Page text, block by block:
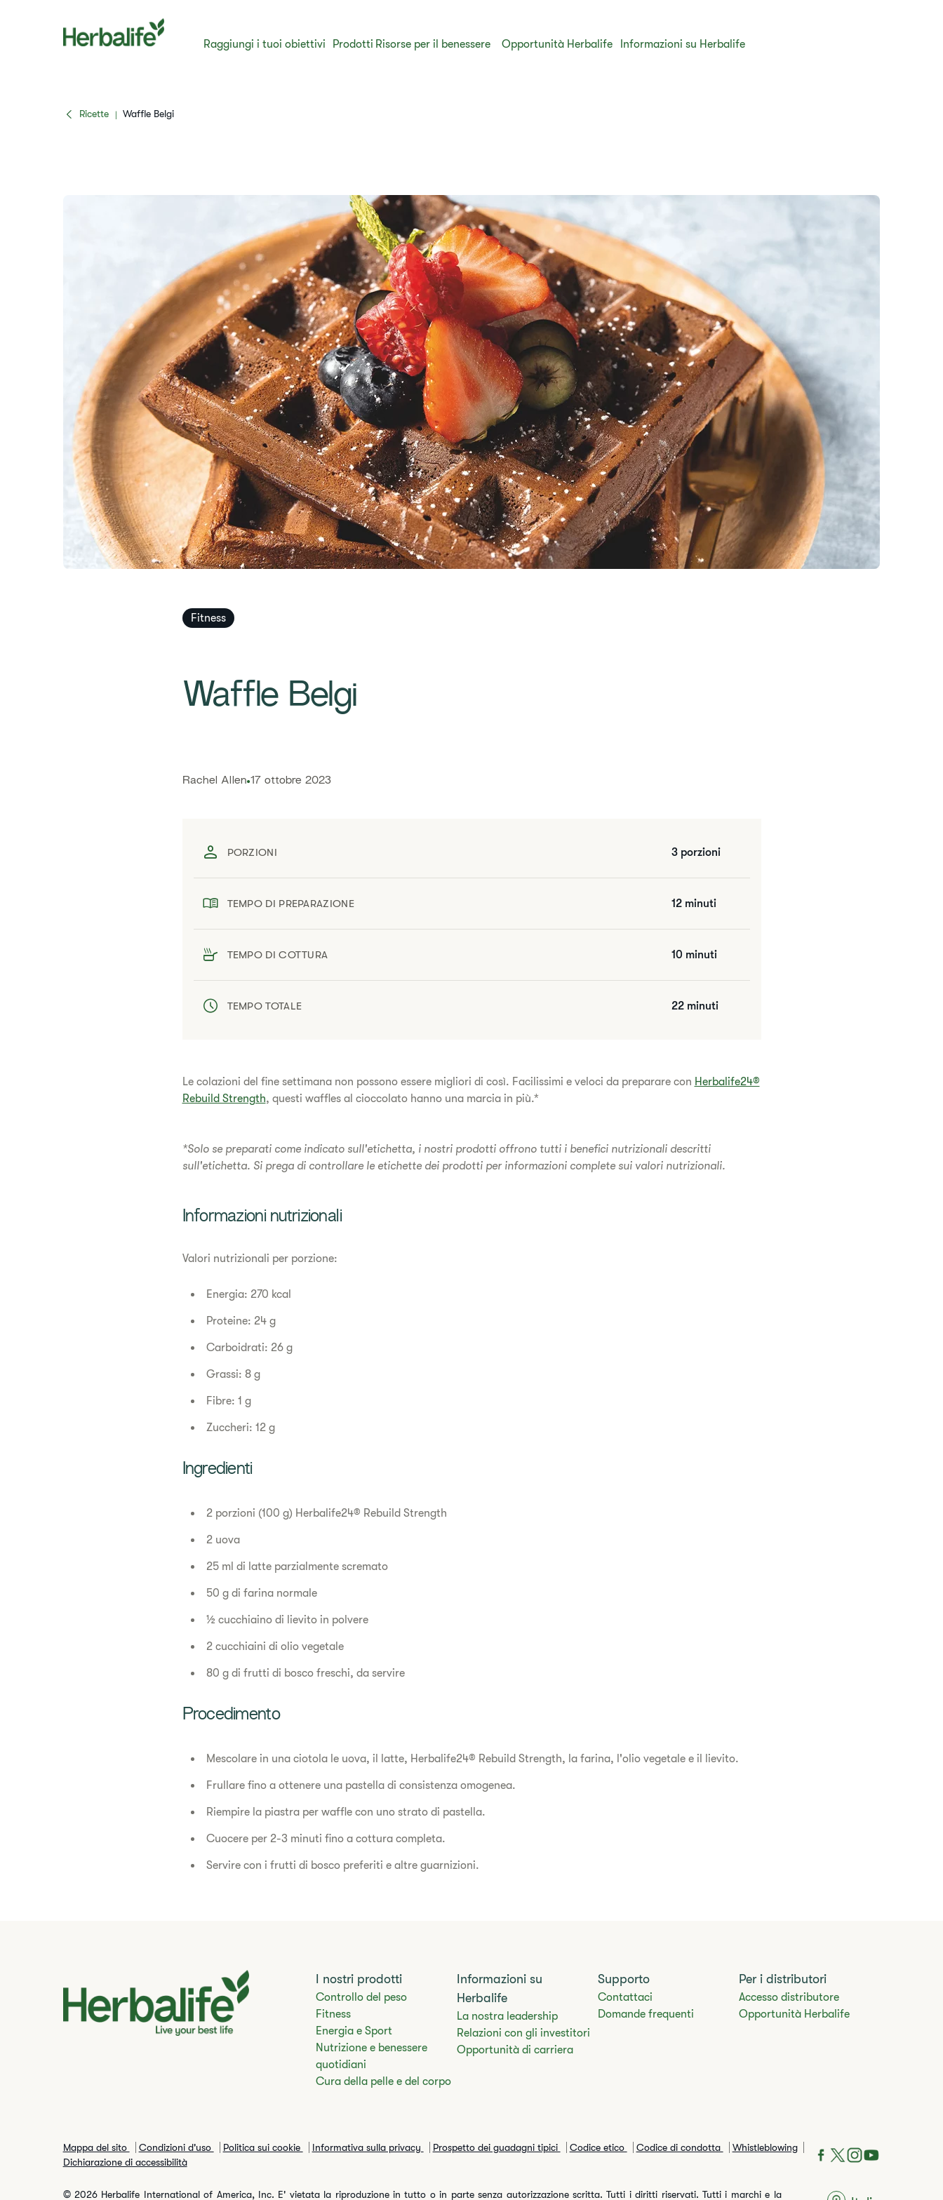
Raggiungi i tuoi obiettivi Prodotti ​Risorse per il benessere Opportunità Herbalife Informazioni su Herbalife
Ricette | ​Waffle Belgi
Fitness
Waffle Belgi
​​Rachel Allen​ 17 ottobre 2023
PORZIONI 3 porzioni
TEMPO DI PREPARAZIONE 12 minuti
TEMPO DI COTTURA 10 minuti
TEMPO TOTALE 22 minuti
​Le colazioni del fine settimana non possono essere migliori di così. Facilissimi e veloci da preparare con Herbalife24®
Rebuild Strength, questi waffles al cioccolato hanno una marcia in più.*
*Solo se preparati come indicato sull'etichetta, i nostri prodotti offrono tutti i benefici nutrizionali descritti
sull'etichetta. Si prega di controllare le etichette dei prodotti per informazioni complete sui valori nutrizionali.
​Informazioni nutrizionali
Valori nutrizionali per porzione:
Energia: 270 kcal
Proteine: 24 g
Carboidrati: 26 g
Grassi: 8 g
Fibre: 1 g
Zuccheri: 12 g
Ingredienti
2 porzioni (100 g) Herbalife24® Rebuild Strength
2 uova
25 ml di latte parzialmente scremato
50 g di farina normale
½ cucchiaino di lievito in polvere
2 cucchiaini di olio vegetale
80 g di frutti di bosco freschi, da servire
Procedimento
Mescolare in una ciotola le uova, il latte, Herbalife24® Rebuild Strength, la farina, l'olio vegetale e il lievito.
Frullare fino a ottenere una pastella di consistenza omogenea.
Riempire la piastra per waffle con uno strato di pastella.
Cuocere per 2-3 minuti fino a cottura completa.
Servire con i frutti di bosco preferiti e altre guarnizioni.
I nostri prodotti
Controllo del peso
Fitness
Energia e Sport
Nutrizione e benessere
quotidiani
Cura della pelle e del corpo
Informazioni su
Herbalife
La nostra leadership
Relazioni con gli investitori
Opportunità di carriera
Supporto
Contattaci
Domande frequenti​
Per i distributori
Accesso distributore
Opportunità Herbalife
Mappa del sito Condizioni d'uso Politica sui cookie Informativa sulla privacy Prospetto dei guadagni tipici Codice etico Codice di condotta
Whistleblowing
Dichiarazione di accessibilità
© 2026 Herbalife International of America, Inc. E' vietata la riproduzione in tutto o in parte senza autorizzazione scritta. Tutti i diritti riservati. Tutti i marchi e la